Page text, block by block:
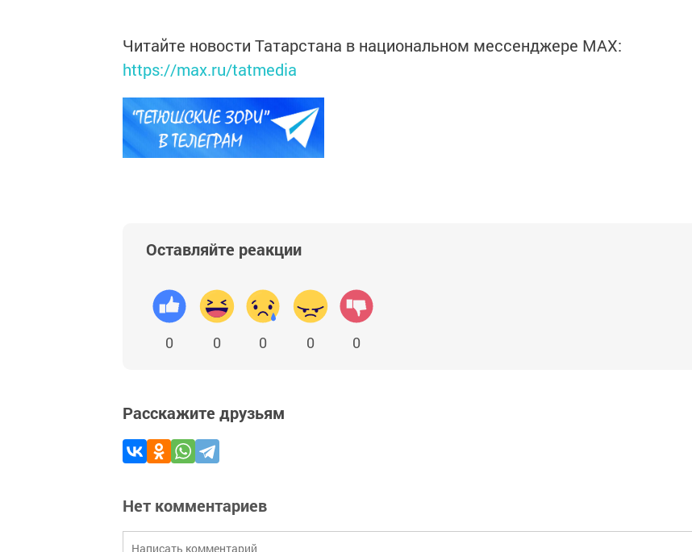
Читайте новости Татарстана в национальном мессенджере MАХ:
https://max.ru/tatmedia
Оставляйте реакции
0 0 0 0 0
Расскажите друзьям
Нет комментариев